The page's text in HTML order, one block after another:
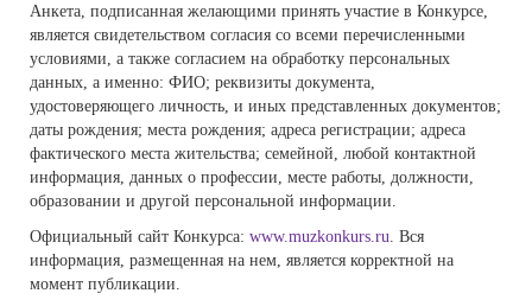
Анкета, подписанная желающими принять участие в Конкурсе,
является свидетельством согласия со всеми перечисленными
условиями, а также согласием на обработку персональных
данных, а именно: ФИО; реквизиты документа,
удостоверяющего личность, и иных представленных документов;
даты рождения; места рождения; адреса регистрации; адреса
фактического места жительства; семейной, любой контактной
информация, данных о профессии, месте работы, должности,
образовании и другой персональной информации.
Официальный сайт Конкурса: www.muzkonkurs.ru . Вся
информация, размещенная на нем, является корректной на
момент публикации.